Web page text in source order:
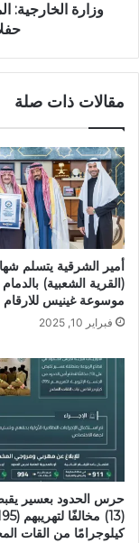
وزارة الخارجية:
مقالات ذات صلة
أمير الشرقية يتسلم
(القرية الشعبية)
موسوعة غينيس للارقام
فبراير 10, 2025
حرس الحدود بعسير
كيلوجرامًا من القات